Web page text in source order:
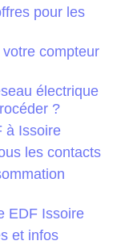
pour les
compteur
électrique
?
à Issoire
les contacts
EDF Issoire
et infos